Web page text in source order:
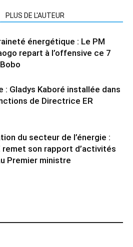
PLUS DE L'AUTEUR
énergétique : Le PM
repart à l’offensive ce 7
: Gladys Kaboré installée dans
de Directrice ER
du secteur de l’énergie :
remet son rapport d’activités
Premier ministre